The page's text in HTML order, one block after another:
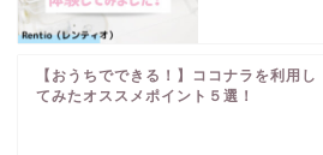
【おうちでできる！】ココナラを利用し
てみたオススメポイント５選！